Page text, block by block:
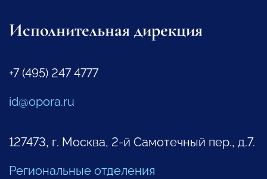
Исполнительная дирекция
+7 (495) 247 4777
id@opora.ru
127473, г. Москва, 2-й Самотечный пер., д.7.
Региональные отделения